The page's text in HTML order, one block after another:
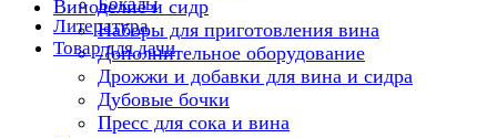
Литература
Товар для дачи
Виноделие и сидр
Наборы для приготовления вина
Дополнительное оборудование
Дрожжи и добавки для вина и сидра
Дубовые бочки
Пресс для сока и вина